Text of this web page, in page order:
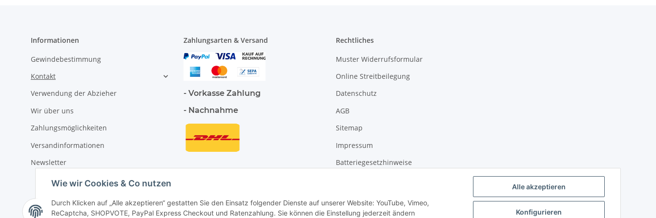
Alle akzeptieren
Konfigurieren
Wie wir Cookies & Co nutzen
Durch Klicken auf „Alle akzeptieren“ gestatten Sie den Einsatz folgender Dienste auf unserer Website: YouTube, Vimeo,
ReCaptcha, SHOPVOTE, PayPal Express Checkout und Ratenzahlung. Sie können die Einstellung jederzeit ändern
Informationen
Gewindebestimmung
Kontakt
Verwendung der Abzieher
Wir über uns
Zahlungsmöglichkeiten
Versandinformationen
Newsletter
Zahlungsarten & Versand
- Vorkasse Zahlung
- Nachnahme
Rechtliches
Muster Widerrufsformular
Online Streitbeilegung
Datenschutz
AGB
Sitemap
Impressum
Batteriegesetzhinweise